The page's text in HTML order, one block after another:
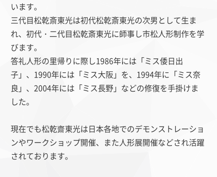
います。
三代目松乾斎東光は初代松乾斎東光の次男として生ま
れ、初代・二代目松乾斎東光に師事し市松人形制作を学
びます。
答礼人形の里帰りに際し1986年には「ミス倭日出
子」、1990年には「ミス大阪」を、1994年に「ミス奈
良」、2004年には「ミス長野」などの修復を手掛けま
した。
現在でも松乾齋東光は日本各地でのデモンストレーショ
ンやワークショップ開催、また人形展開催などされ活躍
されております。